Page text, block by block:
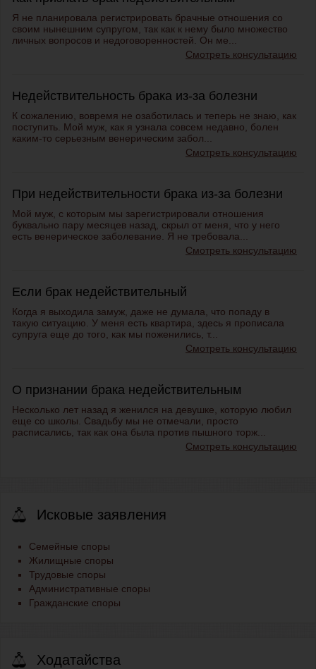
Я не планировала регистрировать брачные отношения со
своим нынешним супругом, так как к нему было множество
личных вопросов и недоговоренностей. Он ме...
Смотреть консультацию
Недействительность брака из-за болезни
К сожалению, вовремя не озаботилась и теперь не знаю, как
поступить. Мой муж, как я узнала совсем недавно, болен
каким-то серьезным венерическим забол...
Смотреть консультацию
При недействительности брака из-за болезни
Мой муж, с которым мы зарегистрировали отношения
буквально пару месяцев назад, скрыл от меня, что у него
есть венерическое заболевание. Я не требовала...
Смотреть консультацию
Если брак недействительный
Когда я выходила замуж, даже не думала, что попаду в
такую ситуацию. У меня есть квартира, здесь я прописала
супруга еще до того, как мы поженились, т...
Смотреть консультацию
О признании брака недействительным
Несколько лет назад я женился на девушке, которую любил
еще со школы. Свадьбу мы не отмечали, просто
расписались, так как она была против пышного торж...
Смотреть консультацию
Исковые заявления
Семейные споры
Жилищные споры
Трудовые споры
Административные споры
Гражданские споры
Ходатайства